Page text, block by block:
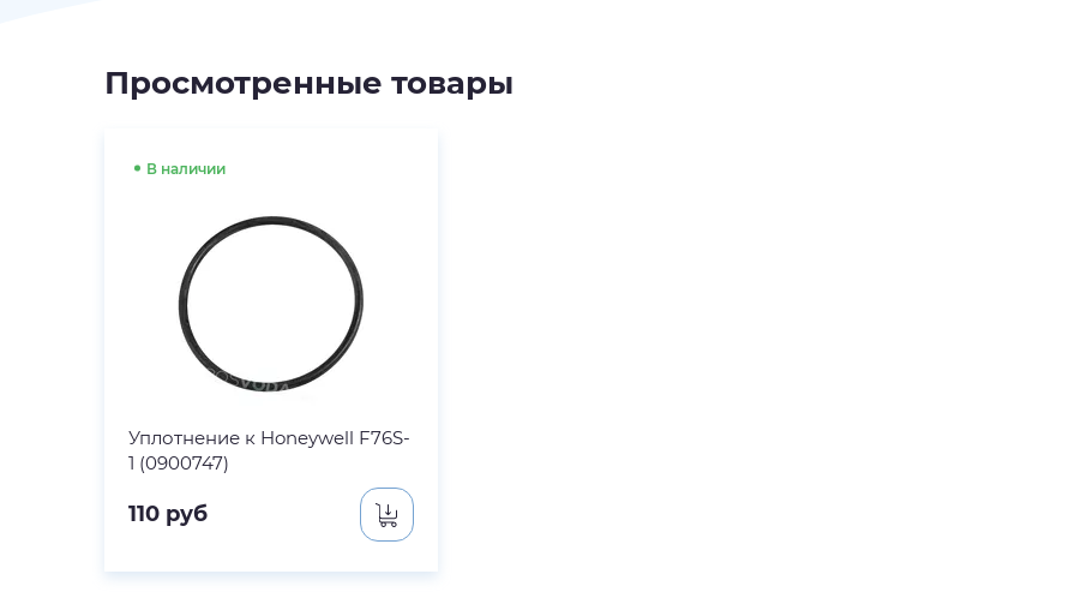
Просмотренные товары
В наличии
Уплотнение к Honeywell F76S-
1 (0900747)
110 руб